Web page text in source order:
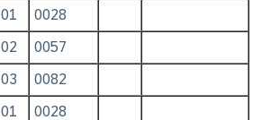
01 0028
02 0057
03 0082
01
0028